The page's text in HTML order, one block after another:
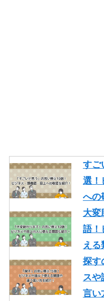
ジネ
紹介
忙し
ネス
類語
すご
選！
への
大変
語！
える
探す
スや
言い